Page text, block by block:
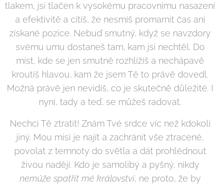
tlakem, jsi tlačen k vysokému pracovnímu nasazení
a efektivitě a cítíš, že nesmíš promarnit čas ani
získané pozice. Nebuď smutný, když se navzdory
svému umu dostaneš tam, kam jsi nechtěl. Do
míst, kde se jen smutně rozhlížíš a nechápavě
kroutíš hlavou, kam že jsem Tě to právě dovedl.
Možná právě jen nevidíš, co je skutečně důležité. I
nyní, tady a teď, se můžeš radovat.
Nechci Tě ztratit! Znám Tvé srdce víc než kdokoli
jiný. Mou misí je najít a zachránit vše ztracené,
povolat z temnoty do světla a dát prohlédnout
živou nadějí. Kdo je samolibý a pyšný, nikdy
nemůže spatřit mé království, ne proto, že by